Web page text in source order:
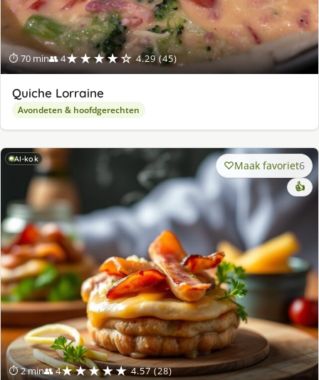
⏱ 70 min👥 4★★★★☆ 4.29 (45)
Quiche Lorraine
Avondeten & hoofdgerechten
AI-kok
⏱ 2 min👥 4★★★★★ 4.57 (28)
Maak favoriet6
👍